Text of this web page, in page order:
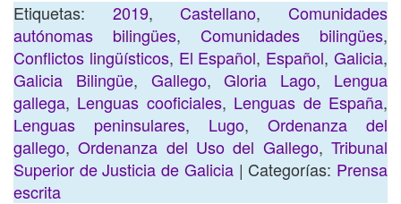
Etiquetas: 2019,Castellano,Comunidades
autónomas bilingües, Comunidades bilingües,
Conflictos lingüísticos, El Español, Español,Galicia,
Galicia Bilingüe, Gallego,Gloria Lago, Lengua
gallega, Lenguas cooficiales, Lenguas de España,
Lenguas peninsulares, Lugo, Ordenanza del
gallego,Ordenanza del Uso del Gallego,Tribunal
Superior de Justicia de Galicia| Categorías: Prensa
escrita